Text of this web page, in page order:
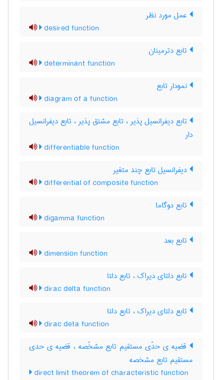
عمل مورد نظر
desired function
تابع دترمینان
determinant function
نمودار تابع
diagram of a function
تابع دیفرانسیل پذیر ، تابع مشتق پذیر ، تابع دیفرانسیل
دار
differentiable function
دیفرانسیل تابع چند متغیر
differential of composite function
تابع دوگاما
digamma function
تابع بعد
dimension function
تابع دلتای دیراک ، تابع دلتا
dirac delta function
تابع دلتای دیراک ، تابع دلتا
dirac deta function
قضیه ی حدّی مستقیم تابع مشخّصه ، قضیه ی حدی
مستقیم تابع مشخصه
direct limit theorem of characteristic function